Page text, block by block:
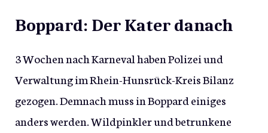
Boppard: Der Kater danach
3 Wochen nach Karneval haben Polizei und
Verwaltung im Rhein-Hunsrück-Kreis Bilanz
gezogen. Demnach muss in Boppard einiges
anders werden. Wildpinkler und betrunkene